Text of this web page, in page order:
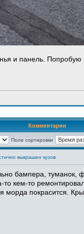
и панель.
Комментарии
Поле сортировки
выкрашен кузов
бампера,
то кем-то
покрасится.